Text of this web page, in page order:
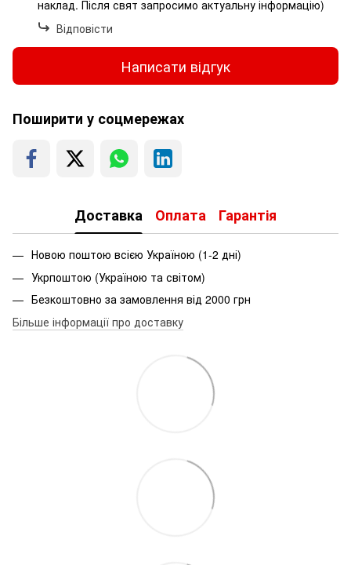
наклад. Після свят запросимо актуальну інформацію)
Відповісти
Написати відгук
Поширити у соцмережах
Доставка Оплата Гарантія
Новою поштою всією Україною (1-2 дні)
Укрпоштою (Україною та світом)
Безкоштовно за замовлення від 2000 грн
Більше інформації про доставку